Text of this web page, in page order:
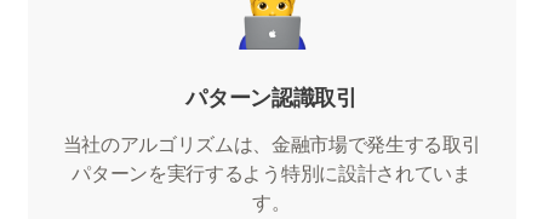
パターン認識取引
当社のアルゴリズムは、金融市場で発生する取引
パターンを実行するよう特別に設計されていま
す。